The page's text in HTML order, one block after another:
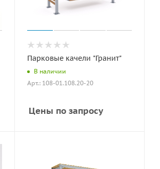
Парковые качели "Гранит"
В наличии
Арт.: 108-01.108.20-20
Цены по запросу